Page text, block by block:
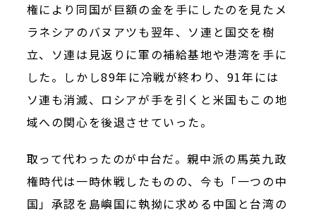
権により同国が巨額の金を手にしたのを見たメ
ラネシアのバヌアツも翌年、ソ連と国交を樹
立、ソ連は見返りに軍の補給基地や港湾を手に
した。しかし89年に冷戦が終わり、 91年には
ソ連も消滅、ロシアが手を引くと米国もこの地
域への関心を後退させていった。
取って代わったのが中台だ。親中派の馬英九政
権時代は一時休戦したものの、今も「一つの中
国」承認を島嶼国に執拗に求める中国と台湾の